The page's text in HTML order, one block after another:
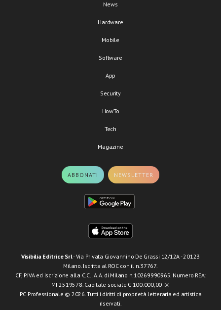
News
Hardware
Mobile
Software
App
Security
HowTo
Tech
Magazine
ABBONATI NEWSLETTER
Visibilia Editrice Srl- Via Privata Giovannino De Grassi 12/12A - 20123
Milano. Iscritta al ROC con il n.37767.
CF, P.IVA ed iscrizione alla C.C.I.A.A. di Milano n.10269990965. Numero REA:
MI-2519578. Capitale sociale € 100.000,00 I.V.
PC Professionale © 2026. Tutti i diritti di proprietà letteraria ed artistica
riservati.